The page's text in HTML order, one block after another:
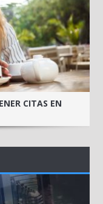
CITAS EN